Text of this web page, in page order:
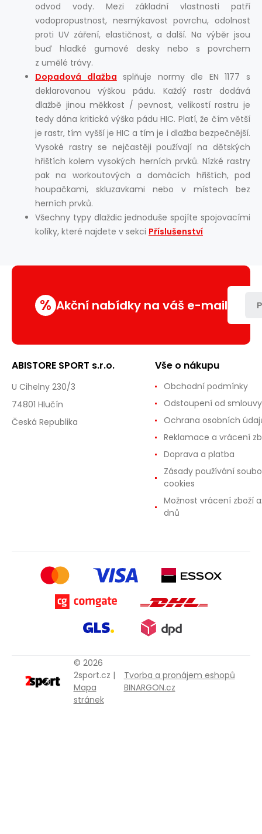
odvod vody. Mezi základní vlastnosti patří
vodopropustnost, nesmýkavost povrchu, odolnost
proti UV záření, elastičnost, a další. Na výběr jsou
buď hladké gumové desky nebo s povrchem
z umělé trávy.
Dopadová dlažba splňuje normy dle EN 1177 s
deklarovanou výškou pádu. Každý rastr dodává
dlažbě jinou měkkost / pevnost, velikostí rastru je
tedy dána kritická výška pádu HIC. Platí, že čím větší
je rastr, tím vyšší je HIC a tím je i dlažba bezpečnější.
Vysoké rastry se nejčastěji používají na dětských
hřištích kolem vysokých herních prvků. Nízké rastry
pak na workoutových a domácích hřištích, pod
houpačkami, skluzavkami nebo v místech bez
herních prvků.
Všechny typy dlaždic jednoduše spojíte spojovacími
kolíky, které najdete v sekci Příslušenství
% Akční nabídky na váš e-mail
ABISTORE SPORT s.r.o.
U Cihelny 230/3
74801 Hlučín
Česká Republika
Vše o nákupu
Obchodní podmínky
Odstoupení od smlouvy
Ochrana osobních
Reklamace a vrácení
Doprava a platba
Zásady používání
cookies
Možnost vrácení zboží
dnů
© 2026
2sport.cz |
Mapa
stránek
Tvorba a pronájem eshopů
BINARGON.cz